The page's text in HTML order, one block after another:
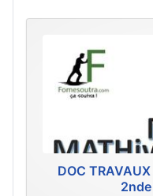
DOC TRAVAUX